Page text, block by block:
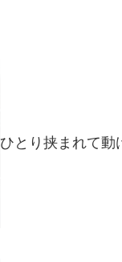
ひとり挟まれて動